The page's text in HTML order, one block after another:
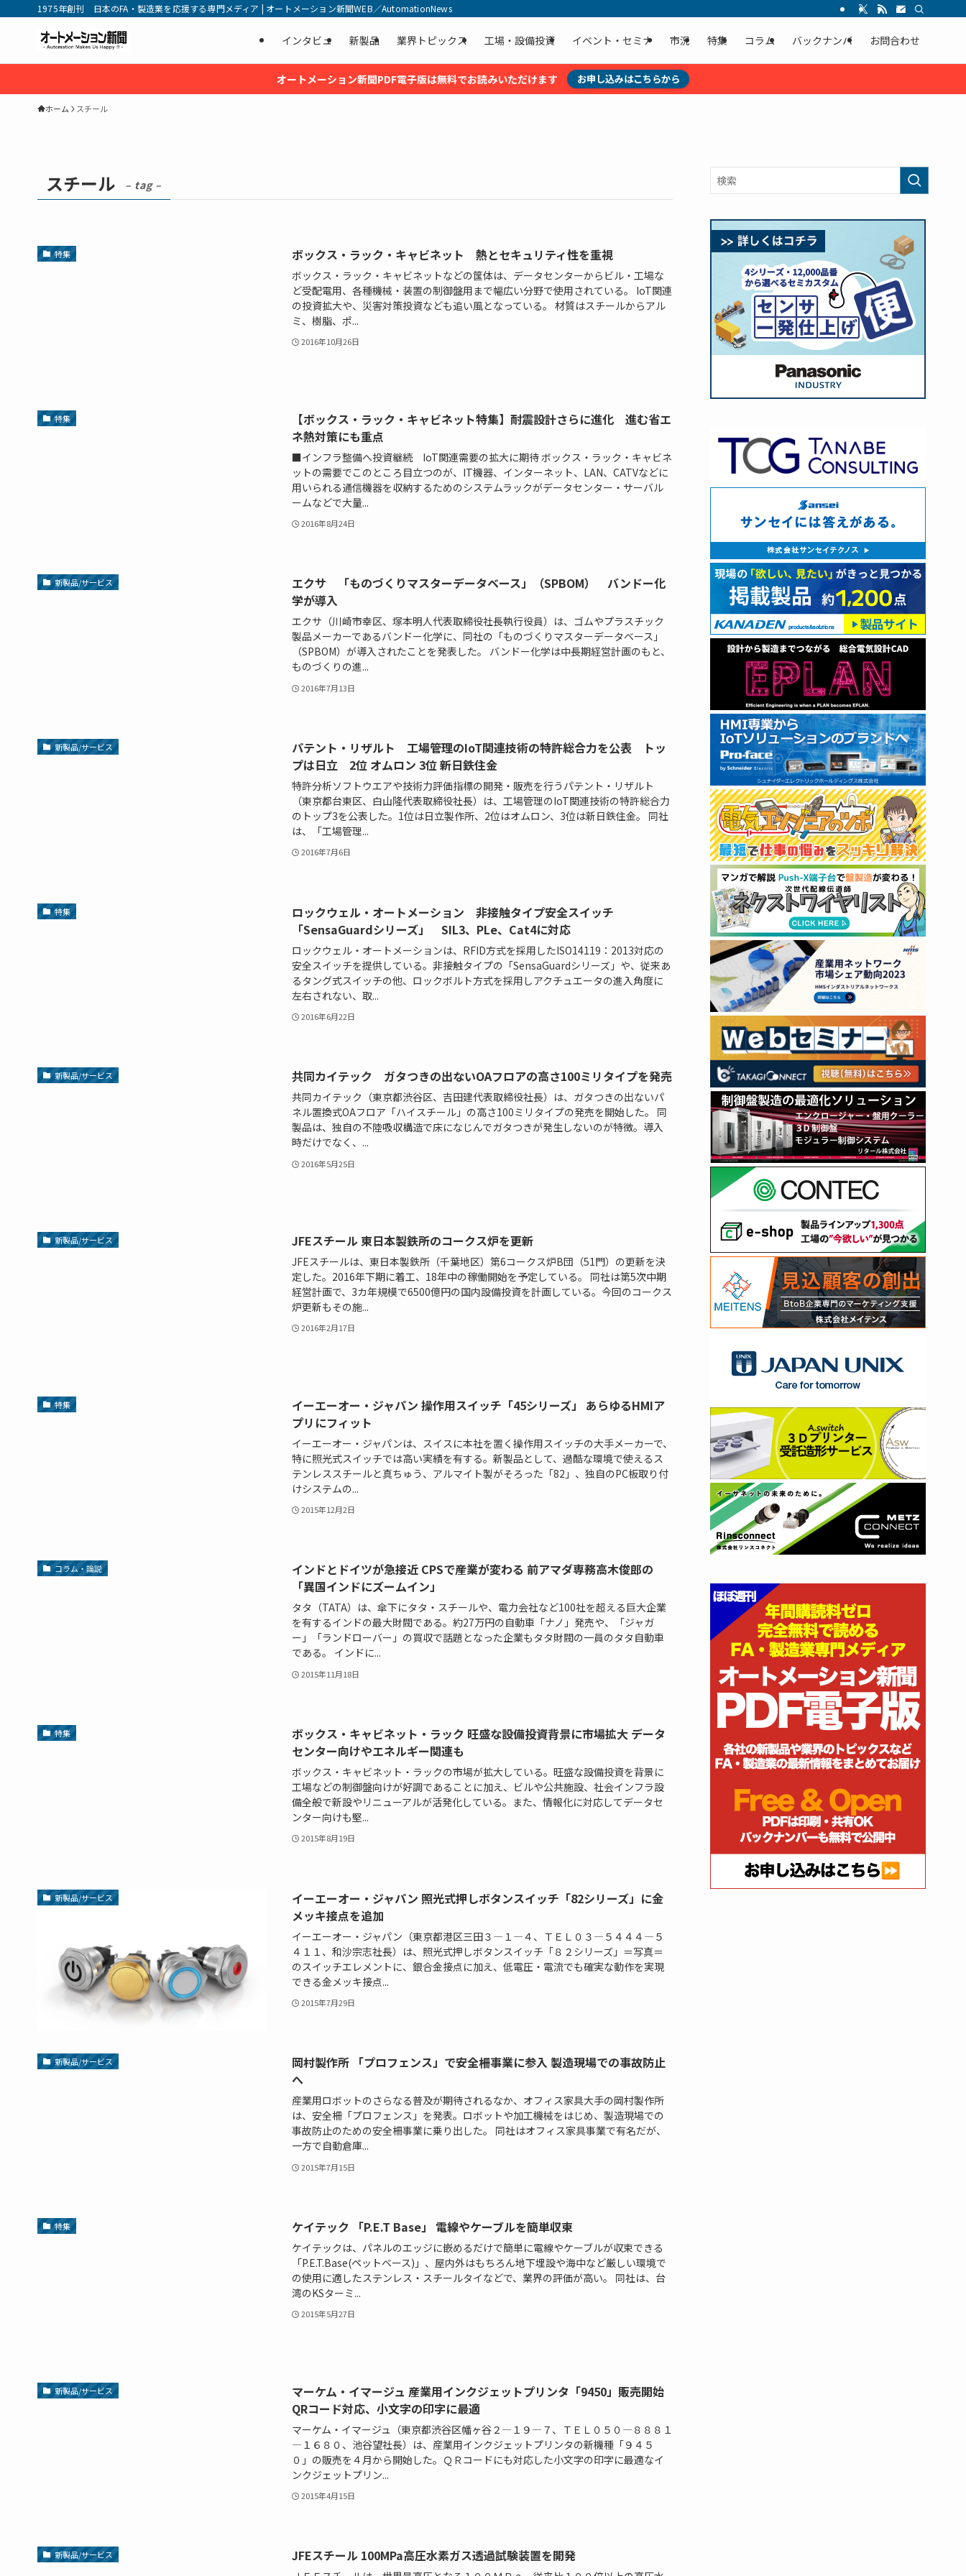
1975年創刊 日本のFA・製造業を応援する専門メディア | オートメーション新聞WEB／AutomationNews
インタビュ 新製品 業界トピックス 工場・設備投資 イベント・セミナ 市況 特集 コラム バックナンバ お問合わせ
オートメーション新聞PDF電子版は無料でお読みいただけます お申し込みはこちらから
ホーム スチール
スチール – tag –
特集 ボックス・ラック・キャビネット 熱とセキュリティ性を重視
ボックス・ラック・キャビネットなどの筺体は、データセンターからビル・工場な
ど受配電用、各種機械・装置の制御盤用まで幅広い分野で使用されている。 IoT関連
の投資拡大や、災害対策投資なども追い風となっている。 材質はスチールからアル
ミ、樹脂、ポ...
2016年10月26日
特集
【ボックス・ラック・キャビネット特集】耐震設計さらに進化 進む省エ
ネ熱対策にも重点
■インフラ整備へ投資継続 IoT関連需要の拡大に期待 ボックス・ラック・キャビネ
ットの需要でこのところ目立つのが、IT機器、インターネット、LAN、CATVなどに
用いられる通信機器を収納するためのシステムラックがデータセンター・サーバル
ームなどで大量...
2016年8月24日
新製品/サービス
エクサ 「ものづくりマスターデータベース」（SPBOM） バンドー化
学が導入
エクサ（川崎市幸区、塚本明人代表取締役社長執行役員）は、ゴムやプラスチック
製品メーカーであるバンドー化学に、同社の「ものづくりマスターデータベース」
（SPBOM）が導入されたことを発表した。 バンドー化学は中長期経営計画のもと、
ものづくりの進...
2016年7月13日
新製品/サービス
パテント・リザルト 工場管理のIoT関連技術の特許総合力を公表 トッ
プは日立 2位 オムロン 3位 新日鉄住金
特許分析ソフトウエアや技術力評価指標の開発・販売を行うパテント・リザルト
（東京都台東区、白山隆代表取締役社長）は、工場管理のIoT関連技術の特許総合力
のトップ3を公表した。1位は日立製作所、2位はオムロン、3位は新日鉄住金。 同社
は、「工場管理...
2016年7月6日
特集
ロックウェル・オートメーション 非接触タイプ安全スイッチ
「SensaGuardシリーズ」 SIL3、PLe、Cat4に対応
ロックウェル・オートメーションは、RFID方式を採用したISO14119：2013対応の
安全スイッチを提供している。非接触タイプの「SensaGuardシリーズ」や、従来あ
るタング式スイッチの他、ロックボルト方式を採用しアクチュエータの進入角度に
左右されない、取...
2016年6月22日
新製品/サービス 共同カイテック ガタつきの出ないOAフロアの高さ100ミリタイプを発売
共同カイテック（東京都渋谷区、吉田建代表取締役社長）は、ガタつきの出ないパ
ネル置換式OAフロア「ハイスチール」の高さ100ミリタイプの発売を開始した。 同
製品は、独自の不陸吸収構造で床になじんでガタつきが発生しないのが特徴。導入
時だけでなく、...
2016年5月25日
新製品/サービス JFEスチール 東日本製鉄所のコークス炉を更新
JFEスチールは、東日本製鉄所（千葉地区）第6コークス炉B団（51門）の更新を決
定した。2016年下期に着工、18年中の稼働開始を予定している。 同社は第5次中期
経営計画で、3カ年規模で6500億円の国内設備投資を計画している。今回のコークス
炉更新もその施...
2016年2月17日
特集
イーエーオー・ジャパン 操作用スイッチ「45シリーズ」 あらゆるHMIア
プリにフィット
イーエーオー・ジャパンは、スイスに本社を置く操作用スイッチの大手メーカーで、
特に照光式スイッチでは高い実績を有する。新製品として、過酷な環境で使えるス
テンレススチールと真ちゅう、アルマイト製がそろった「82」、独自のPC板取り付
けシステムの...
2015年12月2日
コラム・論説
インドとドイツが急接近 CPSで産業が変わる 前アマダ専務高木俊郎の
「異国インドにズームイン」
タタ（TATA）は、傘下にタタ・スチールや、電力会社など100社を超える巨大企業
を有するインドの最大財閥である。約27万円の自動車「ナノ」発売や、「ジャガ
ー」「ランドローバー」の買収で話題となった企業もタタ財閥の一員のタタ自動車
である。 インドに...
2015年11月18日
特集
ボックス・キャビネット・ラック 旺盛な設備投資背景に市場拡大 データ
センター向けやエネルギー関連も
ボックス・キャビネット・ラックの市場が拡大している。旺盛な設備投資を背景に
工場などの制御盤向けが好調であることに加え、ビルや公共施設、社会インフラ設
備全般で新設やリニューアルが活発化している。また、情報化に対応してデータセ
ンター向けも堅...
2015年8月19日
新製品/サービス
イーエーオー・ジャパン 照光式押しボタンスイッチ「82シリーズ」に金
メッキ接点を追加
イーエーオー・ジャパン（東京都港区三田３―１―４、ＴＥＬ０３―５４４４―５
４１１、和沙宗志社長）は、照光式押しボタンスイッチ「８２シリーズ」＝写真＝
のスイッチエレメントに、銀合金接点に加え、低電圧・電流でも確実な動作を実現
できる金メッキ接点...
2015年7月29日
新製品/サービス
岡村製作所 「プロフェンス」で安全柵事業に参入 製造現場での事故防止
へ
産業用ロボットのさらなる普及が期待されるなか、オフィス家具大手の岡村製作所
は、安全柵「プロフェンス」を発表。ロボットや加工機械をはじめ、製造現場での
事故防止のための安全柵事業に乗り出した。 同社はオフィス家具事業で有名だが、
一方で自動倉庫...
2015年7月15日
特集 ケイテック 「P.E.T Base」 電線やケーブルを簡単収束
ケイテックは、パネルのエッジに嵌めるだけで簡単に電線やケーブルが収束できる
「P.E.T.Base(ペットベース)」、屋内外はもちろん地下埋設や海中など厳しい環境で
の使用に適したステンレス・スチールタイなどで、業界の評価が高い。 同社は、台
湾のKSターミ...
2015年5月27日
新製品/サービス
マーケム・イマージュ 産業用インクジェットプリンタ「9450」販売開始
QRコード対応、小文字の印字に最適
マーケム・イマージュ（東京都渋谷区幡ヶ谷２―１９―７、ＴＥＬ０５０―８８８１
―１６８０、池谷望社長）は、産業用インクジェットプリンタの新機種「９４５
０」の販売を４月から開始した。ＱＲコードにも対応した小文字の印字に最適なイ
ンクジェットプリン...
2015年4月15日
新製品/サービス JFEスチール 100MPa高圧水素ガス透過試験装置を開発